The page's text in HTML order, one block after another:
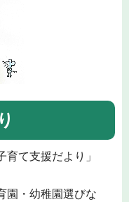
て支援だより」
園・幼稚園選びな